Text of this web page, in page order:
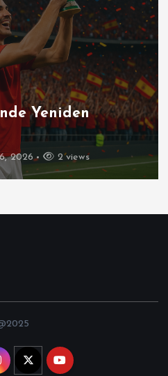
Yeniden
2026 2 views